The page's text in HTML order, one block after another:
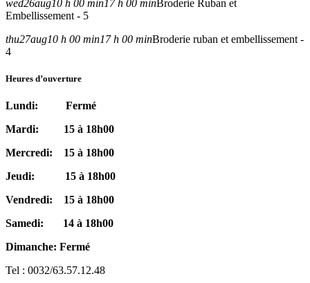
wed26aug10 h 00 min17 h 00 minBroderie Ruban et
Embellissement - 5
thu27aug10 h 00 min17 h 00 minBroderie ruban et embellissement -
4
Heures d’ouverture
Lundi: Fermé
Mardi: 15 à 18h00
Mercredi: 15 à 18h00
Jeudi: 15 à 18h00
Vendredi: 15 à 18h00
Samedi: 14 à 18h00
Dimanche: Fermé
Tel : 0032/63.57.12.48